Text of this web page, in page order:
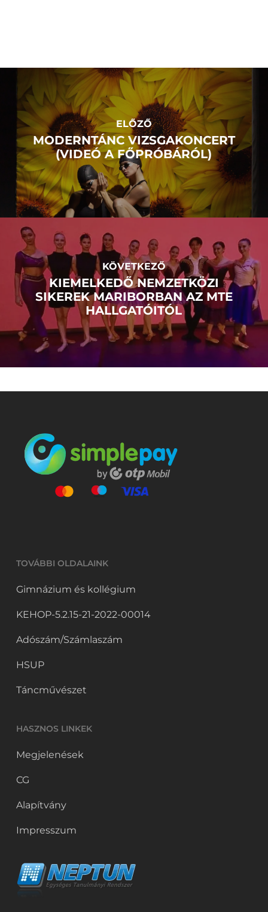
ELŐZŐ
MODERNTÁNC VIZSGAKONCERT
(VIDEÓ A FŐPRÓBÁRÓL)
KÖVETKEZŐ
KIEMELKEDŐ NEMZETKÖZI
SIKEREK MARIBORBAN AZ MTE
HALLGATÓITÓL
TOVÁBBI OLDALAINK
Gimnázium és kollégium
KEHOP-5.2.15-21-2022-00014
Adószám/Számlaszám
HSUP
Táncművészet
HASZNOS LINKEK
Megjelenések
CG
Alapítvány
Impresszum